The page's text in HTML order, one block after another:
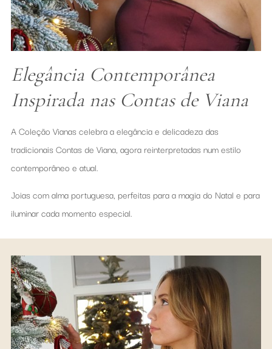
Elegância Contemporânea
Inspirada nas Contas de Viana
A Coleção Vianas celebra a elegância e delicadeza das
tradicionais Contas de Viana, agora reinterpretadas num estilo
contemporâneo e atual.
Joias com alma portuguesa, perfeitas para a magia do Natal e para
iluminar cada momento especial.